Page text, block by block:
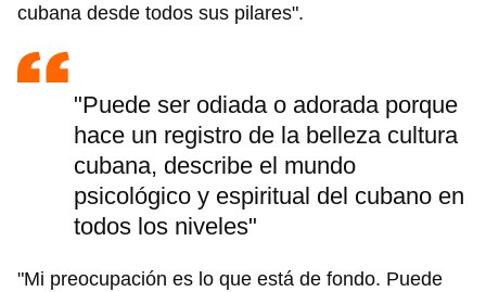
cubana desde todos sus pilares".
"Puede ser odiada o adorada porque
hace un registro de la belleza cultura
cubana, describe el mundo
psicológico y espiritual del cubano en
todos los niveles"
"Mi preocupación es lo que está de fondo. Puede